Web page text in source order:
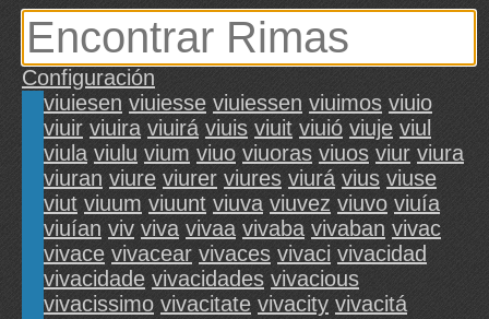
Configuración
viuiesen viuiesse viuiessen viuimos viuio
viuir viuira viuirá viuis viuit viuió viuje viul
viula viulu vium viuo viuoras viuos viur viura
viuran viure viurer viures viurá vius viuse
viut viuum viuunt viuva viuvez viuvo viuía
viuían viv viva vivaa vivaba vivaban vivac
vivace vivacear vivaces vivaci vivacidad
vivacidade vivacidades vivacious
vivacissimo vivacitate vivacity vivacitá